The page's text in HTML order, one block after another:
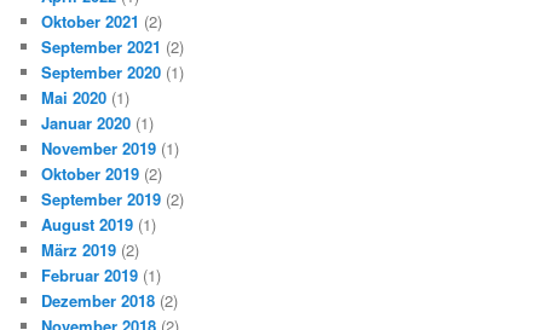
Oktober 2021 (2)
September 2021 (2)
September 2020 (1)
Mai 2020 (1)
Januar 2020 (1)
November 2019 (1)
Oktober 2019 (2)
September 2019 (2)
August 2019 (1)
März 2019 (2)
Februar 2019 (1)
Dezember 2018 (2)